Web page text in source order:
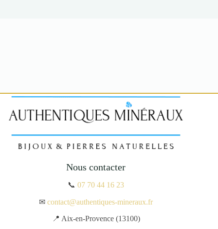
Nous contacter
📞07 70 44 16 23
✉contact@authentiques-mineraux.fr
📍 Aix-en-Provence (13100)